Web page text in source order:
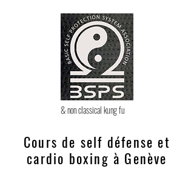
& non classical kung fu
Cours de self défense et
cardio boxing à Genève